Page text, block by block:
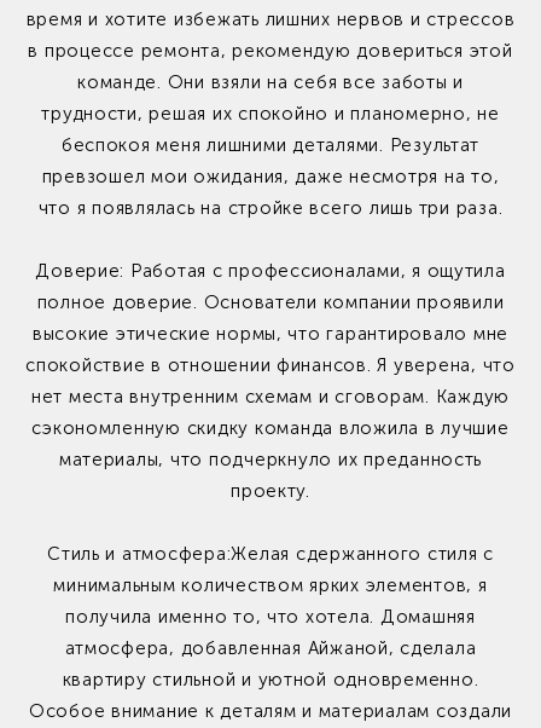
время и хотите избежать лишних нервов и стрессов
в процессе ремонта, рекомендую довериться этой
команде. Они взяли на себя все заботы и
трудности, решая их спокойно и планомерно, не
беспокоя меня лишними деталями. Результат
превзошел мои ожидания, даже несмотря на то,
что я появлялась на стройке всего лишь три раза.
Доверие: Работая с профессионалами, я ощутила
полное доверие. Основатели компании проявили
высокие этические нормы, что гарантировало мне
спокойствие в отношении финансов. Я уверена, что
нет места внутренним схемам и сговорам. Каждую
сэкономленную скидку команда вложила в лучшие
материалы, что подчеркнуло их преданность
проекту.
Стиль и атмосфера:Желая сдержанного стиля с
минимальным количеством ярких элементов, я
получила именно то, что хотела. Домашняя
атмосфера, добавленная Айжаной, сделала
квартиру стильной и уютной одновременно.
Особое внимание к деталям и материалам создали